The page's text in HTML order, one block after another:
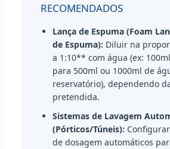
RECOMENDADOS
Lança de Espuma (Foam
de Espuma): Diluir na
a 1:10** com água (ex:
para 500ml ou 1000ml de
reservatório), dependendo
pretendida.
Sistemas de Lavagem
(Pórticos/Túneis):
de dosagem automáticos